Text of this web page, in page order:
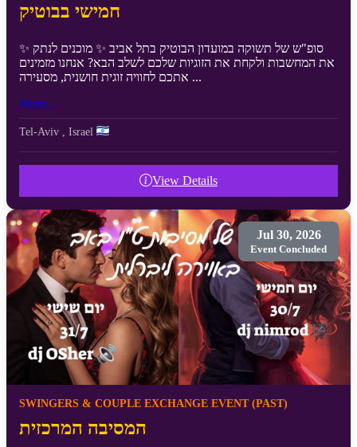
חמישי בבוטיק
✨ סופ"ש של תשוקה במועדון הבוטיק בתל אביב ✨ מוכנים לנתק
את המחשבות ולקחת את הזוגיות שלכם לשלב הבא? אנחנו מזמינים
אתכם לחוויה זוגית חושנית, מסעירה ...
More...
Tel-Aviv , Israel
View Details
Jul 30, 2026
Event Concluded
SWINGERS & COUPLE EXCHANGE EVENT (PAST)
המסיבה המרכזית